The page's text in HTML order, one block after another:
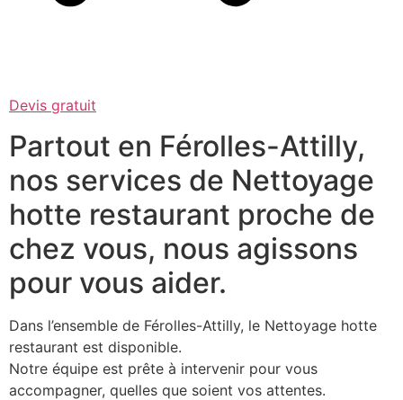
Devis gratuit
Partout en Férolles-Attilly,
nos services de Nettoyage
hotte restaurant proche de
chez vous, nous agissons
pour vous aider.
Dans l’ensemble de Férolles-Attilly, le Nettoyage hotte
restaurant est disponible.
Notre équipe est prête à intervenir pour vous
accompagner, quelles que soient vos attentes.